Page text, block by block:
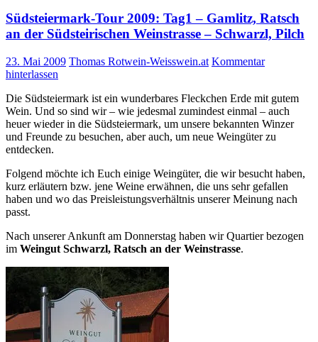
Südsteiermark-Tour 2009: Tag1 – Gamlitz, Ratsch
an der Südsteirischen Weinstrasse – Schwarzl, Pilch
23. Mai 2009 Thomas Rotwein-Weisswein.at Kommentar
hinterlassen
Die Südsteiermark ist ein wunderbares Fleckchen Erde mit gutem
Wein. Und so sind wir – wie jedesmal zumindest einmal – auch
heuer wieder in die Südsteiermark, um unsere bekannten Winzer
und Freunde zu besuchen, aber auch, um neue Weingüter zu
entdecken.
Folgend möchte ich Euch einige Weingüter, die wir besucht haben,
kurz erläutern bzw. jene Weine erwähnen, die uns sehr gefallen
haben und wo das Preisleistungsverhältnis unserer Meinung nach
passt.
Nach unserer Ankunft am Donnerstag haben wir Quartier bezogen
im Weingut Schwarzl, Ratsch an der Weinstrasse.